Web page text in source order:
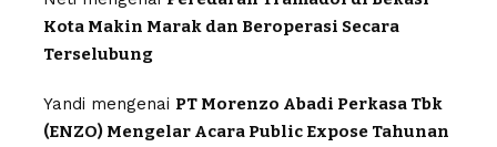
Kota Makin Marak dan Beroperasi Secara
Terselubung
Yandi mengenai PT Morenzo Abadi Perkasa Tbk
(ENZO) Mengelar Acara Public Expose Tahunan